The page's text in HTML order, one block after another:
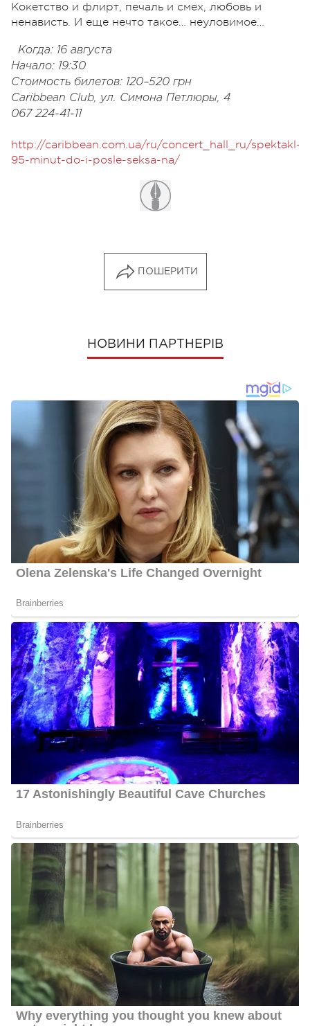
Кокетство и флирт, печаль и смех, любовь и
ненависть. И еще нечто такое… неуловимое…
Когда: 16 августа
Начало: 19:30
Стоимость билетов: 120–520 грн
Caribbean Club, ул. Симона Петлюры, 4
067 224-41-11
http://caribbean.com.ua/ru/concert_hall_ru/spektakl-
95-minut-do-i-posle-seksa-na/
ПОШЕРИТИ
НОВИНИ ПАРТНЕРІВ